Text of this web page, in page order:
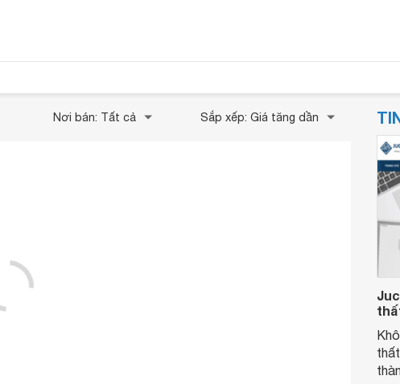
Nơi bán: Tất cả Sắp xếp: Giá tăng dần